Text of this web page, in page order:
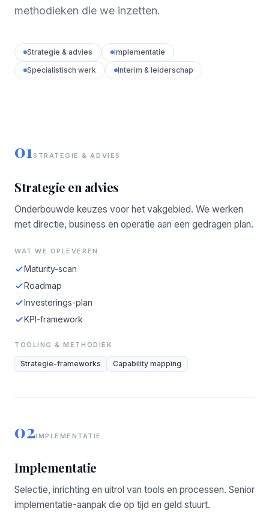
methodieken die we inzetten.
Strategie & advies
Implementatie
Specialistisch werk
Interim & leiderschap
01STRATEGIE & ADVIES
Strategie en advies
Onderbouwde keuzes voor het vakgebied. We werken
met directie, business en operatie aan een gedragen plan.
WAT WE OPLEVEREN
Maturity-scan
Roadmap
Investerings-plan
KPI-framework
TOOLING & METHODIEK
Strategie-frameworks Capability mapping
02IMPLEMENTATIE
Implementatie
Selectie, inrichting en uitrol van tools en processen. Senior
implementatie-aanpak die op tijd en geld stuurt.